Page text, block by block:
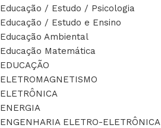
Educação / Estudo / Psicologia
Educação / Estudo e Ensino
Educação Ambiental
Educação Matemática
EDUCAÇÃO
ELETROMAGNETISMO
ELETRÔNICA
ENERGIA
ENGENHARIA ELETRO-ELETRÔNICA